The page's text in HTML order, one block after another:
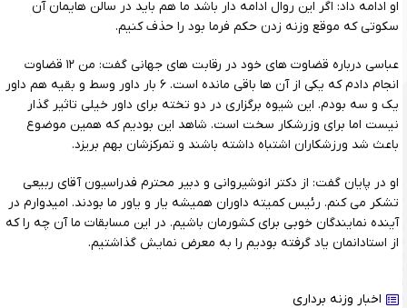
او ادامه داد: اگر این روال ادامه دار باشد ما هم باید در سالن هایمان آن
سکوتی که موقع وزنه زدن حکم فرما بود را حذف کنیم.
عباسی درباره قضاوت های خود در رقابت های جهانی گفت: من ۱۲ قضاوت
انجام دادم که یکی از آن ها باقی مانده است. ۶ بار داور وسط و بقیه هم داور
یک و سه بودم. این شیوه برگزاری در دو تخته برای داور خیلی تاثیر گذار
نیست اما برای وزرشکار سخت است. شاهد این بودیم که همین موضوع
باعث شد ورزشکاران اشتباه داشته باشند و تمرکزشان بهم بریزد.
او در پایان گفت: از دکتر انوشیروانی و دبیر محترم فدراسیون آقای ربیعی
تشکر می کنم. رئیس کمیته داوران همیشه یار و یاور ما بودند. امیدوارم در
آینده نمایندگان خوبی برای کشورمان باشیم. در این مسابقات ما آن چه را که
از استادانمان یاد گرفته بودیم را به معرض نمایش گذاشتیم.
اخبار وزنه برداری